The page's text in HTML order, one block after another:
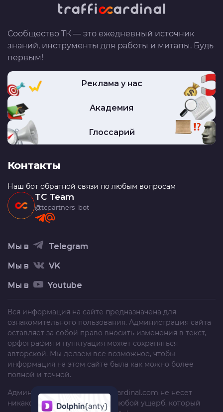
Сообщество ТК — это ежедневный источник
знаний, инструменты для работы и митапы. Будь
первым!
Реклама у нас
Академия
Глоссарий
Контакты
Наш бот обратной связи по любым вопросам
TC Team
@tcpartners_bot
Мы в Telegram
Мы в VK
Мы в Youtube
Вся информация на сайте предназначена для
ознакомительного пользования. Администрация сайта
оставляет за собой право вносить изменения в текст,
орфография и пунктуация может сохраняться
авторской. Мы делаем все возможное, чтобы
информация на этом сайте была как можно более
полной и точной.
Администрация сайтаtrafficcardinal.com не несет
никакой ответственности за любой ущерб, который